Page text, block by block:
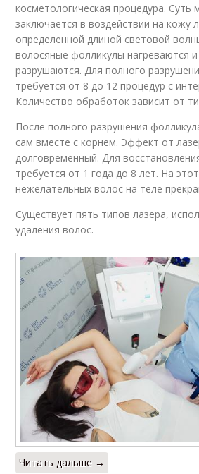
косметологическая процедура. Суть
заключается в воздействии на кожу
определенной длиной световой
волосяные фолликулы нагреваются
разрушаются. Для полного
требуется от 8 до 12 процедур с
Количество обработок зависит от
После полного разрушения
сам вместе с корнем. Эффект от
долговременный. Для
требуется от 1 года до 8 лет. На
нежелательных волос на теле
Существует пять типов лазера,
удаления волос.
Читать дальше →